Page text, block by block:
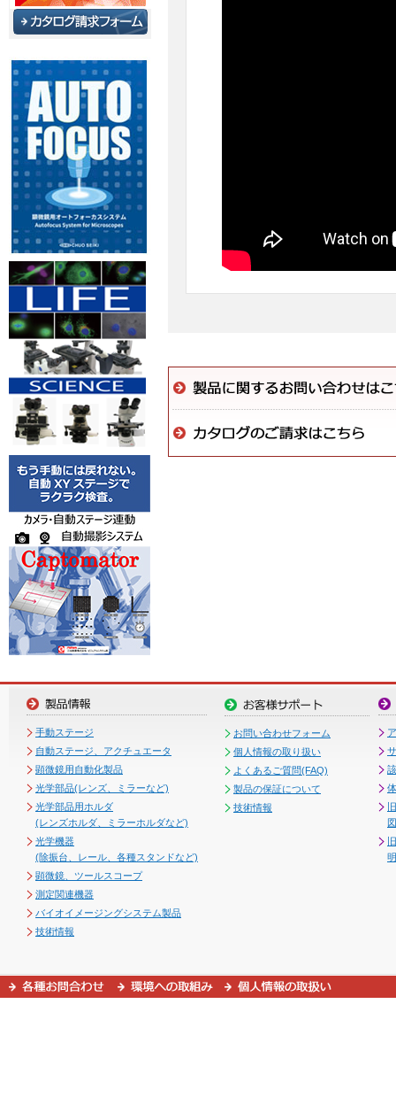
手動ステージ
自動ステージ、アクチュエータ
顕微鏡用自動化製品
光学部品(レンズ、ミラーなど)
光学部品用ホルダ
(レンズホルダ、ミラーホルダなど)
光学機器
(除振台、レール、各種スタンドなど)
顕微鏡、ツールスコープ
測定関連機器
バイオイメージングシステム製品
技術情報
お問い合わせフォーム
個人情報の取り扱い
よくあるご質問(FAQ)
製品の保証について
技術情報